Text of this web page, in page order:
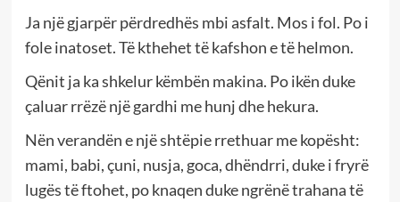
Ja një gjarpër përdredhës mbi asfalt. Mos i fol. Po i
fole inatoset. Të kthehet të kafshon e të helmon.
Qënit ja ka shkelur këmbën makina. Po ikën duke
çaluar rrëzë një gardhi me hunj dhe hekura.
Nën verandën e një shtëpie rrethuar me kopësht:
mami, babi, çuni, nusja, goca, dhëndrri, duke i fryrë
lugës të ftohet, po knaqen duke ngrënë trahana të